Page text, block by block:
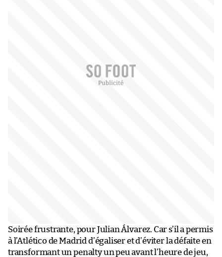
Soirée frustrante, pour Julian Álvarez. Car s’il a permis
à l’Atlético de Madrid d’égaliser et d’éviter la défaite en
transformant un penalty un peu avant l’heure de jeu,